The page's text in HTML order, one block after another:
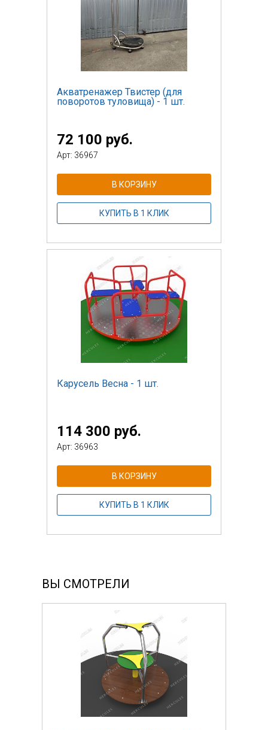
Акватренажер Твистер (для
поворотов туловища) - 1 шт.
72 100 руб.
Арт: 36967
В КОРЗИНУ
КУПИТЬ В 1 КЛИК
Карусель Весна - 1 шт.
114 300 руб.
Арт: 36963
В КОРЗИНУ
КУПИТЬ В 1 КЛИК
ВЫ СМОТРЕЛИ